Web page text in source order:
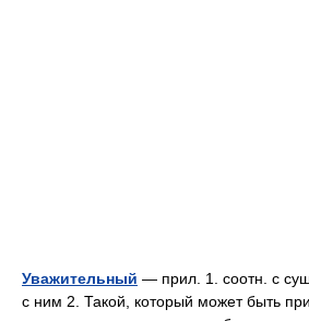
Уважительный — прил. 1. соотн. с
с ним 2. Такой, который может быть